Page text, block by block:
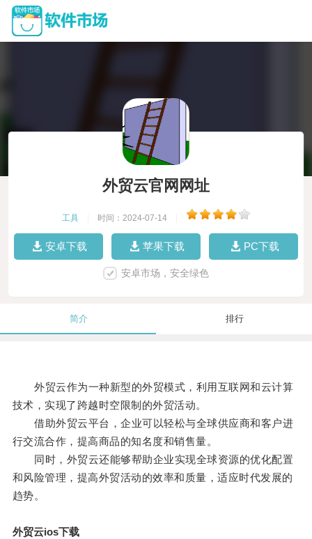
外贸云官网网址
工具 时间：2024-07-14
安卓下载 苹果下载 PC下载
安卓市场，安全绿色
简介 排行
外贸云作为一种新型的外贸模式，利用互联网和云计算
技术，实现了跨越时空限制的外贸活动。
借助外贸云平台，企业可以轻松与全球供应商和客户进
行交流合作，提高商品的知名度和销售量。
同时，外贸云还能够帮助企业实现全球资源的优化配置
和风险管理，提高外贸活动的效率和质量，适应时代发展的
趋势。
外贸云ios下载